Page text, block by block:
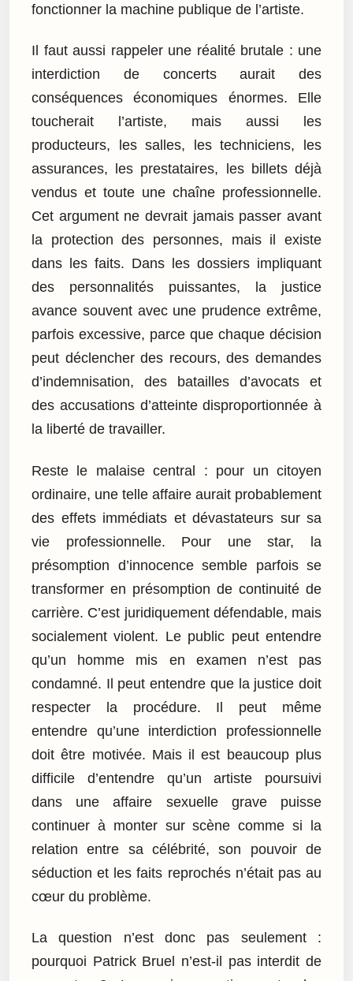
fonctionner la machine publique de l’artiste.
Il faut aussi rappeler une réalité brutale : une
interdiction de concerts aurait des
conséquences économiques énormes. Elle
toucherait l’artiste, mais aussi les
producteurs, les salles, les techniciens, les
assurances, les prestataires, les billets déjà
vendus et toute une chaîne professionnelle.
Cet argument ne devrait jamais passer avant
la protection des personnes, mais il existe
dans les faits. Dans les dossiers impliquant
des personnalités puissantes, la justice
avance souvent avec une prudence extrême,
parfois excessive, parce que chaque décision
peut déclencher des recours, des demandes
d’indemnisation, des batailles d’avocats et
des accusations d’atteinte disproportionnée à
la liberté de travailler.
Reste le malaise central : pour un citoyen
ordinaire, une telle affaire aurait probablement
des effets immédiats et dévastateurs sur sa
vie professionnelle. Pour une star, la
présomption d’innocence semble parfois se
transformer en présomption de continuité de
carrière. C’est juridiquement défendable, mais
socialement violent. Le public peut entendre
qu’un homme mis en examen n’est pas
condamné. Il peut entendre que la justice doit
respecter la procédure. Il peut même
entendre qu’une interdiction professionnelle
doit être motivée. Mais il est beaucoup plus
difficile d’entendre qu’un artiste poursuivi
dans une affaire sexuelle grave puisse
continuer à monter sur scène comme si la
relation entre sa célébrité, son pouvoir de
séduction et les faits reprochés n’était pas au
cœur du problème.
La question n’est donc pas seulement :
pourquoi Patrick Bruel n’est-il pas interdit de